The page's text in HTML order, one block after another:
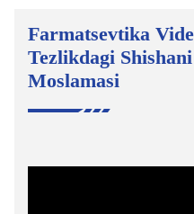
Farmatsevtika
Tezlikdagi
Moslamasi